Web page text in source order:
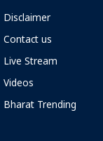
Disclaimer
Contact us
Live Stream
Videos
Bharat Trending